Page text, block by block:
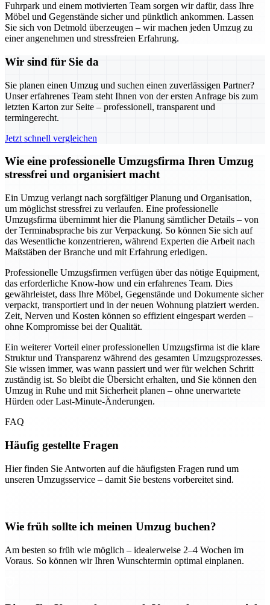
Fuhrpark und einem motivierten Team sorgen wir dafür, dass Ihre
Möbel und Gegenstände sicher und pünktlich ankommen. Lassen
Sie sich von Detmold überzeugen – wir machen jeden Umzug zu
einer angenehmen und stressfreien Erfahrung.
Wir sind für Sie da
Sie planen einen Umzug und suchen einen zuverlässigen Partner?
Unser erfahrenes Team steht Ihnen von der ersten Anfrage bis zum
letzten Karton zur Seite – professionell, transparent und
termingerecht.
Jetzt schnell vergleichen
Wie eine professionelle Umzugsfirma Ihren Umzug
stressfrei und organisiert macht
Ein Umzug verlangt nach sorgfältiger Planung und Organisation,
um möglichst stressfrei zu verlaufen. Eine professionelle
Umzugsfirma übernimmt hier die Planung sämtlicher Details – von
der Terminabsprache bis zur Verpackung. So können Sie sich auf
das Wesentliche konzentrieren, während Experten die Arbeit nach
Maßstäben der Branche und mit Erfahrung erledigen.
Professionelle Umzugsfirmen verfügen über das nötige Equipment,
das erforderliche Know-how und ein erfahrenes Team. Dies
gewährleistet, dass Ihre Möbel, Gegenstände und Dokumente sicher
verpackt, transportiert und in der neuen Wohnung platziert werden.
Zeit, Nerven und Kosten können so effizient eingespart werden –
ohne Kompromisse bei der Qualität.
Ein weiterer Vorteil einer professionellen Umzugsfirma ist die klare
Struktur und Transparenz während des gesamten Umzugsprozesses.
Sie wissen immer, was wann passiert und wer für welchen Schritt
zuständig ist. So bleibt die Übersicht erhalten, und Sie können den
Umzug in Ruhe und mit Sicherheit planen – ohne unerwartete
Hürden oder Last-Minute-Änderungen.
FAQ
Häufig gestellte Fragen
Hier finden Sie Antworten auf die häufigsten Fragen rund um
unseren Umzugsservice – damit Sie bestens vorbereitet sind.
Wie früh sollte ich meinen Umzug buchen?
Am besten so früh wie möglich – idealerweise 2–4 Wochen im
Voraus. So können wir Ihren Wunschtermin optimal einplanen.